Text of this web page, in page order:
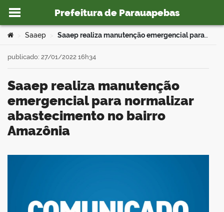
Ir para o conteúdo
Prefeitura de Parauapebas
portal
Você está aqui:
Saaep Saaep realiza manutenção emergencial para normalizar abastecimento no bairro Amazônia
Saaep realiza manutenção
emergencial para normalizar
abastecimento no bairro
Amazônia
publicado: 27/01/2022 16h34